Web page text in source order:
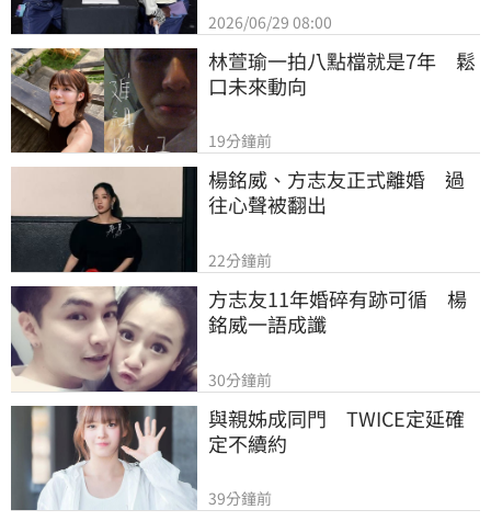
2026/06/29 08:00
林萱瑜一拍八點檔就是7年　鬆
口未來動向
19分鐘前
楊銘威、方志友正式離婚　過
往心聲被翻出
22分鐘前
方志友11年婚碎有跡可循　楊
銘威一語成讖
30分鐘前
與親姊成同門　TWICE定延確
定不續約
39分鐘前